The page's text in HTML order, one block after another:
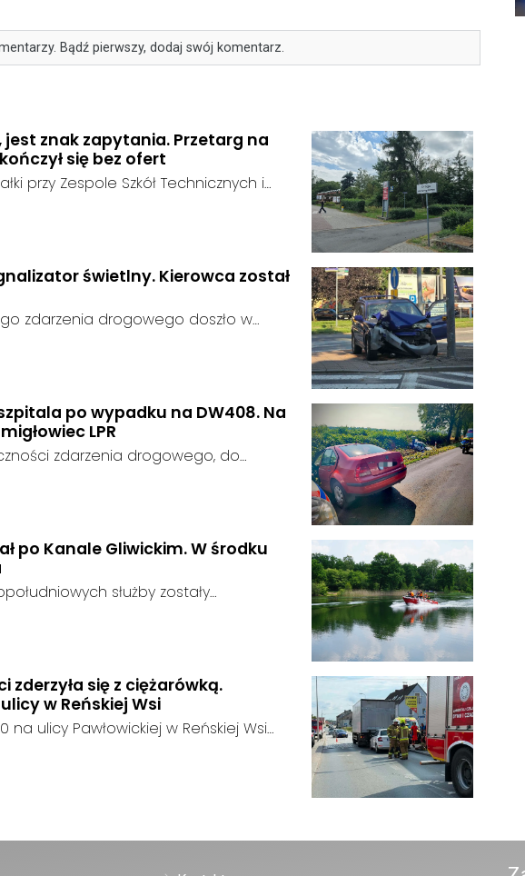
Bądź pierwszy, dodaj swój komentarz.
jest znak zapytania. Przetarg na
się bez ofert
przy Zespole Szkół Technicznych i
Koźlu zakończył się bez
artykułu:
świetlny. Kierowca został
zdarzenia drogowego doszło w
godziny 6:30 kierujący samochodem
po wypadku na DW408. Na
LPR
zdarzenia drogowego, do
14:30 na drodze wojewódzkiej nr
artykułu:
po Kanale Gliwickim. W środku
służby zostały
Gliwicki po zgłoszeniu od
artykułu:
zderzyła się z ciężarówką.
w Reńskiej Wsi
na ulicy Pawłowickiej w Reńskiej Wsi
samochodu osobowego i
artykułu: